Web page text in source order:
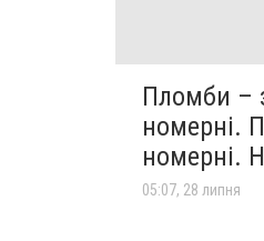
Пломби –
номерні.
номерні.
05:07, 28 липня